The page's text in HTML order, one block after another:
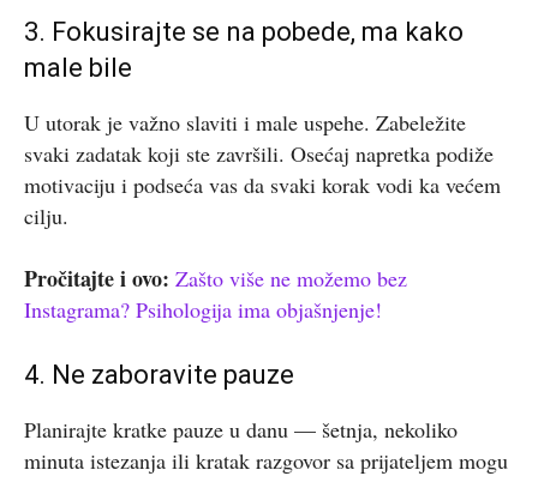
3. Fokusirajte se na pobede, ma kako
male bile
U utorak je važno slaviti i male uspehe. Zabeležite
svaki zadatak koji ste završili. Osećaj napretka podiže
motivaciju i podseća vas da svaki korak vodi ka većem
cilju.
Pročitajte i ovo: Zašto više ne možemo bez
Instagrama? Psihologija ima objašnjenje!
4. Ne zaboravite pauze
Planirajte kratke pauze u danu — šetnja, nekoliko
minuta istezanja ili kratak razgovor sa prijateljem mogu